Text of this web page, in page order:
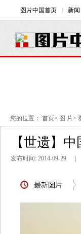
您的位置： 首页> 图 片>
【世遗】
发布时间: 2014-09-29